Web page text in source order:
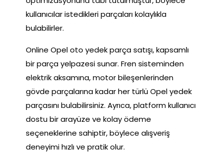
kullanıcılar istedikleri parçaları kolaylıkla
bulabilirler.
Online Opel oto yedek parça satışı, kapsamlı
bir parça yelpazesi sunar. Fren sisteminden
elektrik aksamına, motor bileşenlerinden
gövde parçalarına kadar her türlü Opel yedek
parçasını bulabilirsiniz. Ayrıca, platform kullanıcı
dostu bir arayüze ve kolay ödeme
seçeneklerine sahiptir, böylece alışveriş
deneyimi hızlı ve pratik olur.